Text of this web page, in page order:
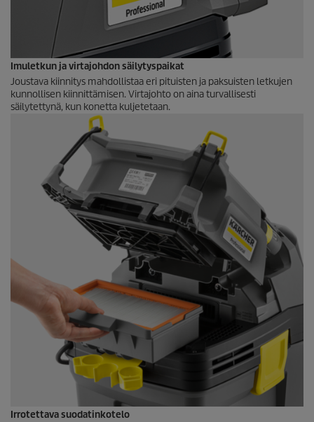
Imuletkun ja virtajohdon säilytyspaikat
Joustava kiinnitys mahdollistaa eri pituisten ja paksuisten letkujen
kunnollisen kiinnittämisen. Virtajohto on aina turvallisesti
säilytettynä, kun konetta kuljetetaan.
Irrotettava suodatinkotelo